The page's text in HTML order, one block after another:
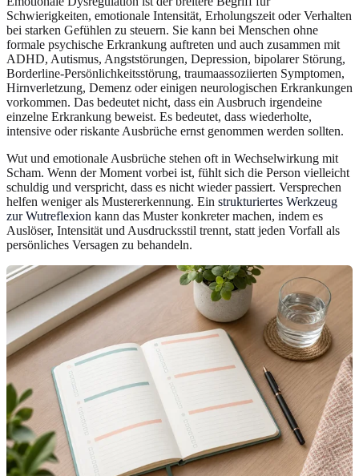
Schwierigkeiten, emotionale Intensität, Erholungszeit oder Verhalten
bei starken Gefühlen zu steuern. Sie kann bei Menschen ohne
formale psychische Erkrankung auftreten und auch zusammen mit
ADHD, Autismus, Angststörungen, Depression, bipolarer Störung,
Borderline-Persönlichkeitsstörung, traumaassoziierten Symptomen,
Hirnverletzung, Demenz oder einigen neurologischen Erkrankungen
vorkommen. Das bedeutet nicht, dass ein Ausbruch irgendeine
einzelne Erkrankung beweist. Es bedeutet, dass wiederholte,
intensive oder riskante Ausbrüche ernst genommen werden sollten.
Wut und emotionale Ausbrüche stehen oft in Wechselwirkung mit
Scham. Wenn der Moment vorbei ist, fühlt sich die Person vielleicht
schuldig und verspricht, dass es nicht wieder passiert. Versprechen
helfen weniger als Mustererkennung. Ein strukturiertes Werkzeug
zur Wutreflexion kann das Muster konkreter machen, indem es
Auslöser, Intensität und Ausdrucksstil trennt, statt jeden Vorfall als
persönliches Versagen zu behandeln.